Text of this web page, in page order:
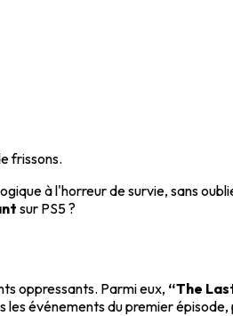
frissons.
à l'horreur de survie, sans
sur PS5 ?
oppressants. Parmi eux, “The
événements du premier épisode,